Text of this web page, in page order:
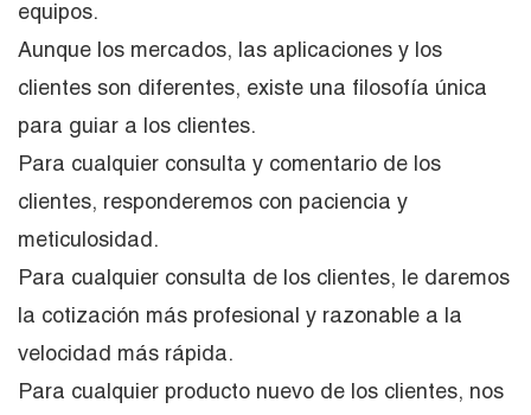
equipos.
Aunque los mercados, las aplicaciones y los
clientes son diferentes, existe una filosofía única
para guiar a los clientes.
Para cualquier consulta y comentario de los
clientes, responderemos con paciencia y
meticulosidad.
Para cualquier consulta de los clientes, le daremos
la cotización más profesional y razonable a la
velocidad más rápida.
Para cualquier producto nuevo de los clientes, nos